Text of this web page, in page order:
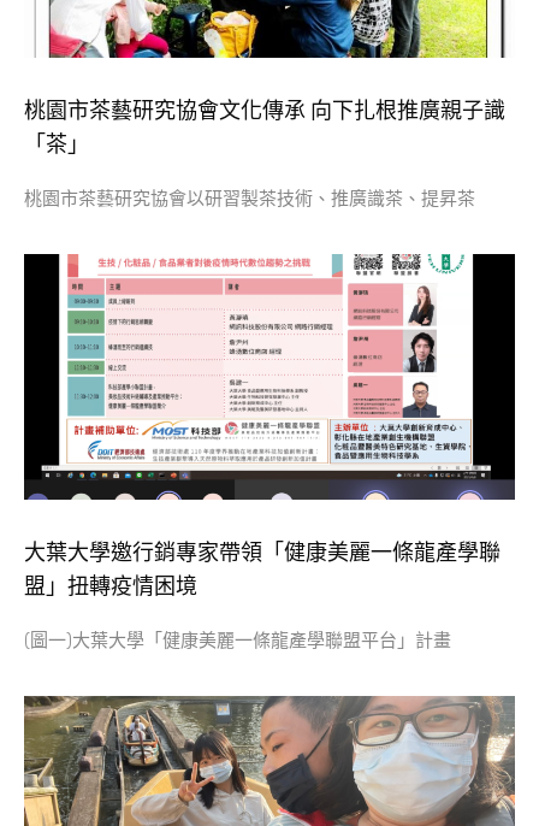
桃園市茶藝研究協會文化傳承 向下扎根推廣親子識
「茶」
桃園市茶藝研究協會以研習製茶技術、推廣識茶、提昇茶
大葉大學邀行銷專家帶領「健康美麗一條龍產學聯
盟」扭轉疫情困境
(圖一)大葉大學「健康美麗一條龍產學聯盟平台」計畫